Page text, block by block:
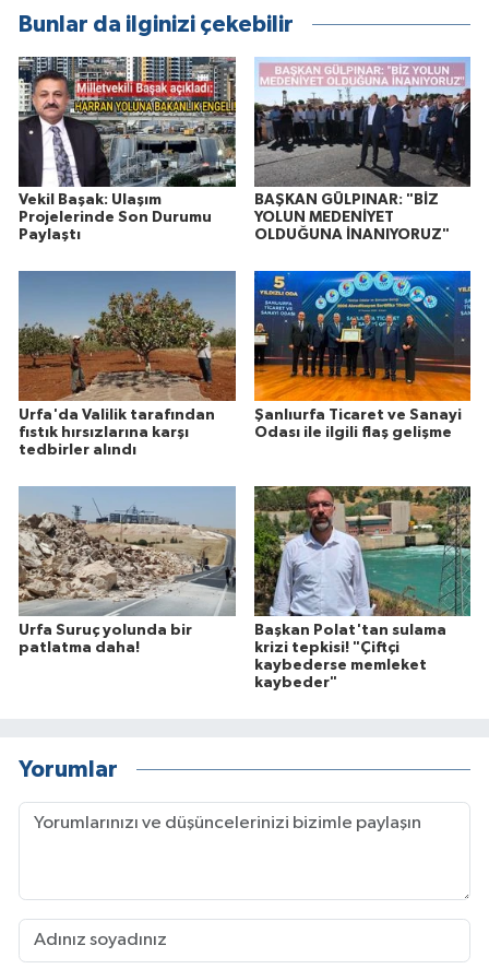
Bunlar da ilginizi çekebilir
Vekil Başak: Ulaşım
Projelerinde Son Durumu
Paylaştı
BAŞKAN GÜLPINAR: "BİZ
YOLUN MEDENİYET
OLDUĞUNA İNANIYORUZ"
Urfa'da Valilik tarafından
fıstık hırsızlarına karşı
tedbirler alındı
Şanlıurfa Ticaret ve Sanayi
Odası ile ilgili flaş gelişme
Urfa Suruç yolunda bir
patlatma daha!
Başkan Polat'tan sulama
krizi tepkisi! "Çiftçi
kaybederse memleket
kaybeder"
Yorumlar